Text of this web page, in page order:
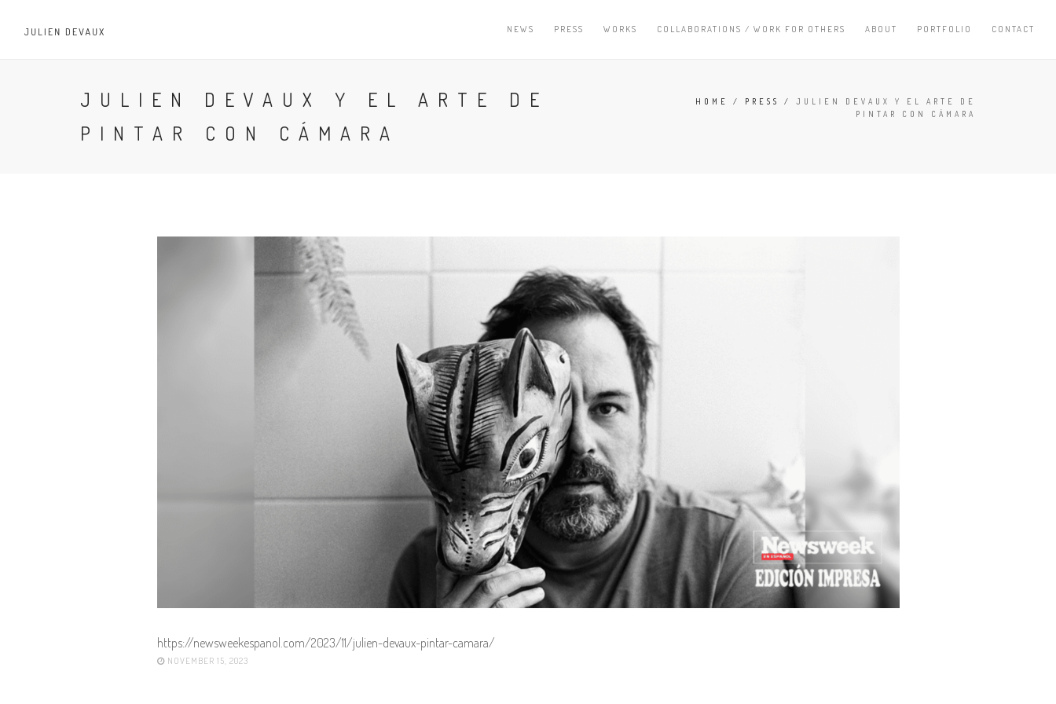
NEWS PRESS WORKS COLLABORATIONS / WORK FOR OTHERS ABOUT PORTFOLIO CONTACT
JULIEN DEVAUX Y EL ARTE DE
PINTAR CON CÁMARA
HOME / PRESS / JULIEN DEVAUX Y EL ARTE DE
PINTAR CON CÁMARA
https://newsweekespanol.com/2023/11/julien-devaux-pintar-camara/
NOVEMBER 15, 2023